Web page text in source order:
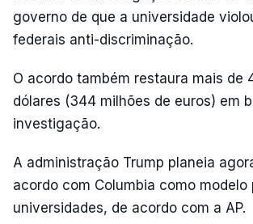
governo de que a universidade
federais anti-discriminação.
O acordo também restaura mais de
dólares (344 milhões de euros) em
investigação.
A administração Trump planeia
acordo com Columbia como modelo
universidades, de acordo com a AP.